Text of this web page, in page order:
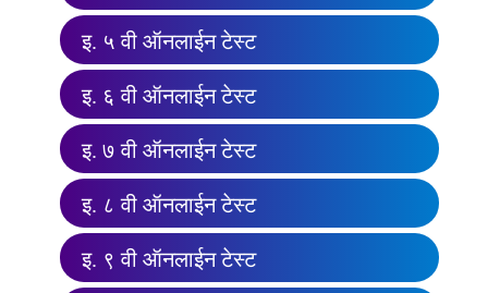
इ. ५ वी ऑनलाईन टेस्ट
इ. ६ वी ऑनलाईन टेस्ट
इ. ७ वी ऑनलाईन टेस्ट
इ. ८ वी ऑनलाईन टेस्ट
इ. ९ वी ऑनलाईन टेस्ट